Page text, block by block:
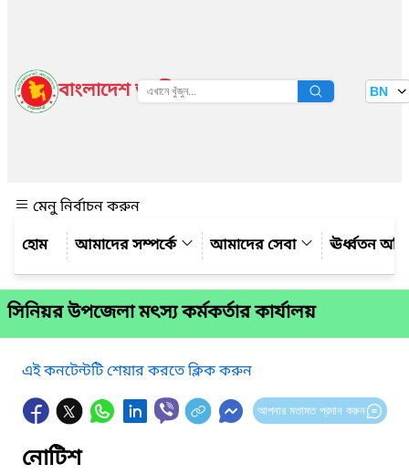
বাংলাদেশ জাতীয় তথ্য বাতায়ন BN
মেনু নির্বাচন করুন
আমাদের সম্পর্কে
আমাদের সেবা ঊর্ধ্বতন
সিনিয়র উপজেলা মৎস্য কর্মকর্তার কার্যালয়
এই কনটেন্টটি শেয়ার করতে ক্লিক করুন
আপনার মতামত প্রদান করুন
নোটিশ